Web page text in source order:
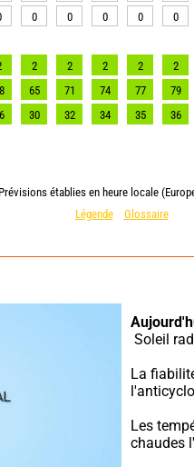
0 0 0 0 0
2 2 2 2 2
65 71 74 77 79
30 32 34 35 36
Prévisions établies en heure locale
Légende
Glossaire
Soleil
La
Les
chaudes